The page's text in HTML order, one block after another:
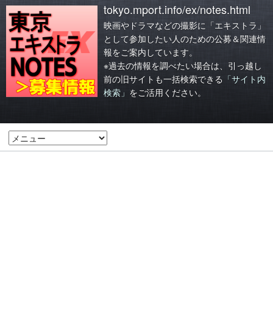
tokyo.mport.info/ex/notes.html
映画やドラマなどの撮影に「エキストラ」
として参加したい人のための公募＆関連情
報をご案内しています。
※過去の情報を調べたい場合は、引っ越し
前の旧サイトも一括検索できる 「サイト内
検索」 をご活用ください。